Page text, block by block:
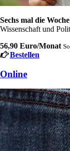
Sechs mal die
Wissenschaft und
56,90 Euro/Monat
Bestellen
Online